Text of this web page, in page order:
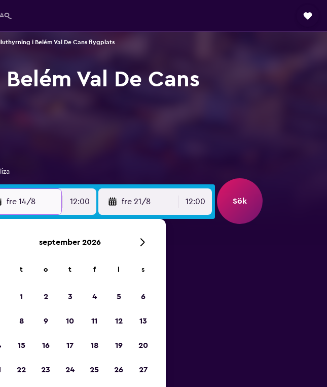
i Belém Val De Cans flygplats
Val De Cans
fre 14/8 12:00 fre 21/8 12:00 Sök
2023
september 2026
t o t f s
1 2 3 4 5 6
8 9 10 11 12 13
15 16 17 18 19 20
22 23 24 25 26 27